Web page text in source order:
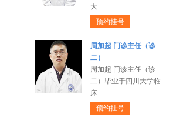
大
预约挂号
周加超 门诊主任（诊
二）
周加超 门诊主任（诊
二）毕业于四川大学临
床
预约挂号